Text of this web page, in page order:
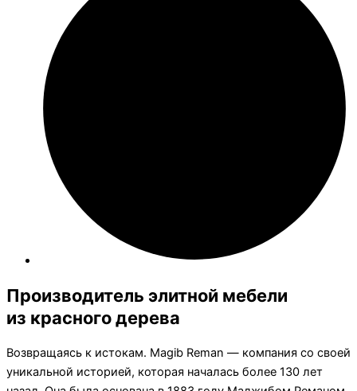
Производитель элитной мебели
из красного дерева
Возвращаясь к истокам. Magib Reman — компания со своей
уникальной историей, которая началась более 130 лет